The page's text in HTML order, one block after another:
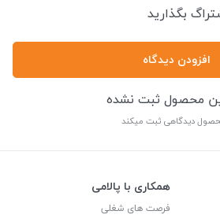
بگذارید
افزودن دیدگاه
محصول ثبت نشده
دیدگاهی ثبت میکند
همکاری با پالامی
فرصت های شغلی